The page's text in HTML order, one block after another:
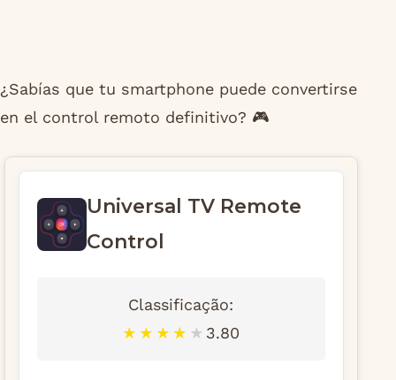
¿Sabías que tu smartphone puede convertirse
en el control remoto definitivo? 🎮
Universal TV Remote
Control
Classificação:
★ ★ ★ ★ ★ 3.80